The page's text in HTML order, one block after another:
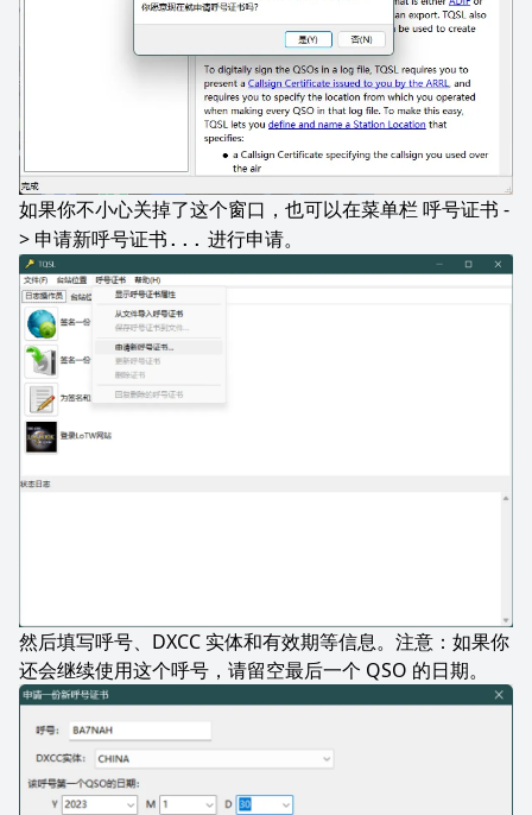
如果你不小心关掉了这个窗口，也可以在菜单栏 呼号证书 -
> 申请新呼号证书... 进行申请。
然后填写呼号、DXCC 实体和有效期等信息。注意：如果你
还会继续使用这个呼号，请留空最后一个 QSO 的日期。